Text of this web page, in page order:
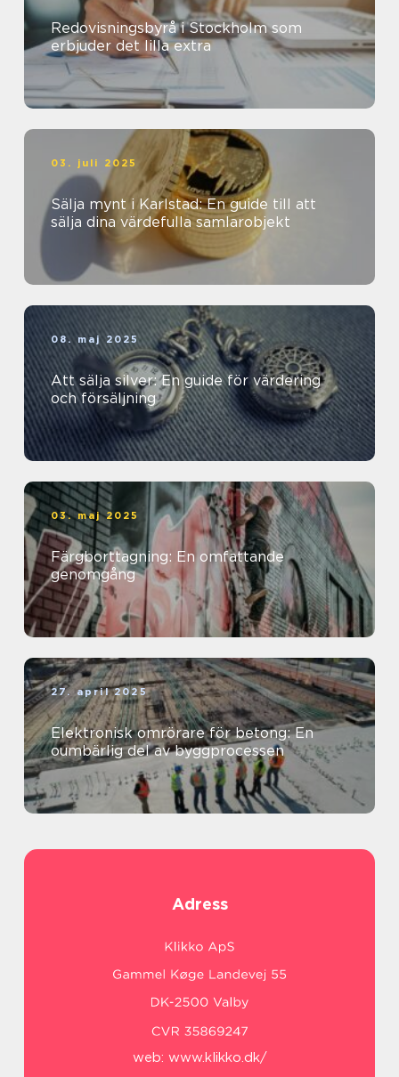
Redovisningsbyrå i Stockholm som
erbjuder det lilla extra
03. juli 2025
Sälja mynt i Karlstad: En guide till att
sälja dina värdefulla samlarobjekt
08. maj 2025
Att sälja silver: En guide för värdering
och försäljning
03. maj 2025
Färgborttagning: En omfattande
genomgång
27. april 2025
Elektronisk omrörare för betong: En
oumbärlig del av byggprocessen
Adress
web: www.klikko.dk/